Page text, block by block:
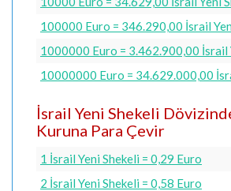
100000 Euro = 346.290,00 İsrail
1000000 Euro = 3.462.900,00 İsrail
10000000 Euro = 34.629.000,00
İsrail Yeni Shekeli
Kuruna Para Çevir
1 İsrail Yeni Shekeli = 0,29 Euro
2 İsrail Yeni Shekeli = 0,58 Euro